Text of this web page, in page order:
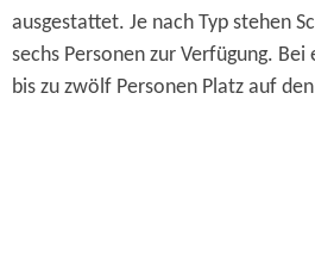
ausgestattet. Je nach Typ stehen
sechs Personen zur Verfügung.
bis zu zwölf Personen Platz auf